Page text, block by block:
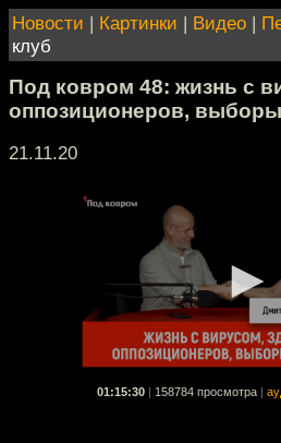
Новости | Картинки | Видео |
клуб
Под ковром 48: жизнь с
оппозиционеров,
21.11.20
01:15:30 158784 просмотра